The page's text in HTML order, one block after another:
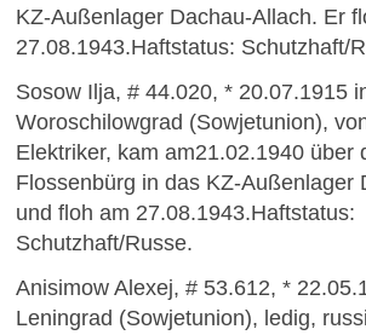
KZ-Außenlager Dachau-Allach. Er
27.08.1943.Haftstatus: Schutzhaft/
Sosow Ilja, # 44.020, * 20.07.1915
Woroschilowgrad (Sowjetunion),
Elektriker, kam am21.02.1940 über
Flossenbürg in das KZ-Außenlager
und floh am 27.08.1943.Haftstatus:
Schutzhaft/Russe.
Anisimow Alexej, # 53.612, *
Leningrad (Sowjetunion), ledig,